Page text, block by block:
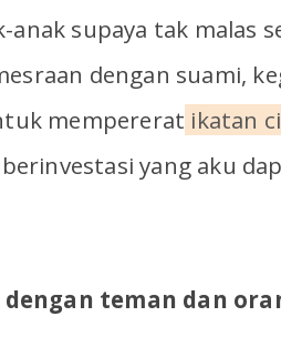
anak supaya tak malas
dengan suami,
mempererat ikatan
yang aku
teman dan